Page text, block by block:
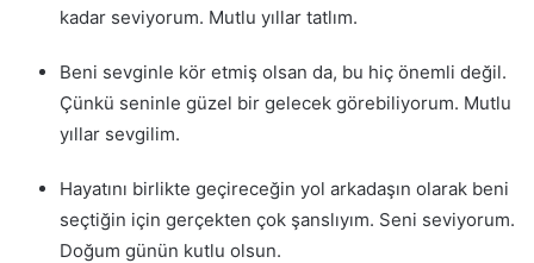
kadar seviyorum. Mutlu yıllar tatlım.
Beni sevginle kör etmiş olsan da, bu hiç önemli değil.
Çünkü seninle güzel bir gelecek görebiliyorum. Mutlu
yıllar sevgilim.
Hayatını birlikte geçireceğin yol arkadaşın olarak beni
seçtiğin için gerçekten çok şanslıyım. Seni seviyorum.
Doğum günün kutlu olsun.